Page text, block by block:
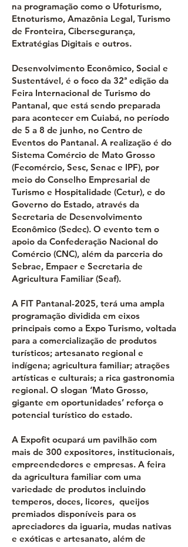
na programação como o Ufoturismo,
Etnoturismo, Amazônia Legal, Turismo
de Fronteira, Cibersegurança,
Extratégias Digitais e outros.
Desenvolvimento Econômico, Social e
Sustentável, é o foco da 32ª edição da
Feira Internacional de Turismo do
Pantanal, que está sendo preparada
para acontecer em Cuiabá, no período
de 5 a 8 de junho, no Centro de
Eventos do Pantanal. A realização é do
Sistema Comércio de Mato Grosso
(Fecomércio, Sesc, Senac e IPF), por
meio do Conselho Empresarial de
Turismo e Hospitalidade (Cetur), e do
Governo do Estado, através da
Secretaria de Desenvolvimento
Econômico (Sedec). O evento tem o
apoio da Confederação Nacional do
Comércio (CNC), além da parceria do
Sebrae, Empaer e Secretaria de
Agricultura Familiar (Seaf).
A FIT Pantanal-2025, terá uma ampla
programação dividida em eixos
principais como a Expo Turismo, voltada
para a comercialização de produtos
turísticos; artesanato regional e
indígena; agricultura familiar; atrações
artísticas e culturais; a rica gastronomia
regional. O slogan ‘Mato Grosso,
gigante em oportunidades’ reforça o
potencial turístico do estado.
A Expofit ocupará um pavilhão com
mais de 300 expositores, institucionais,
empreendedores e empresas. A feira
da agricultura familiar com uma
variedade de produtos incluindo
temperos, doces, licores, queijos
premiados disponíveis para os
apreciadores da iguaria, mudas nativas
e exóticas e artesanato, além de